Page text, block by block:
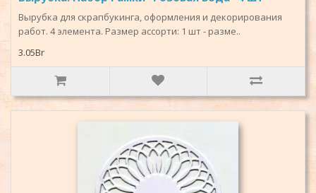
Вырубка для скрапбукинга, оформления и декорирования
работ. 4 элемента. Размер ассорти: 1 шт - разме..
3.05Br